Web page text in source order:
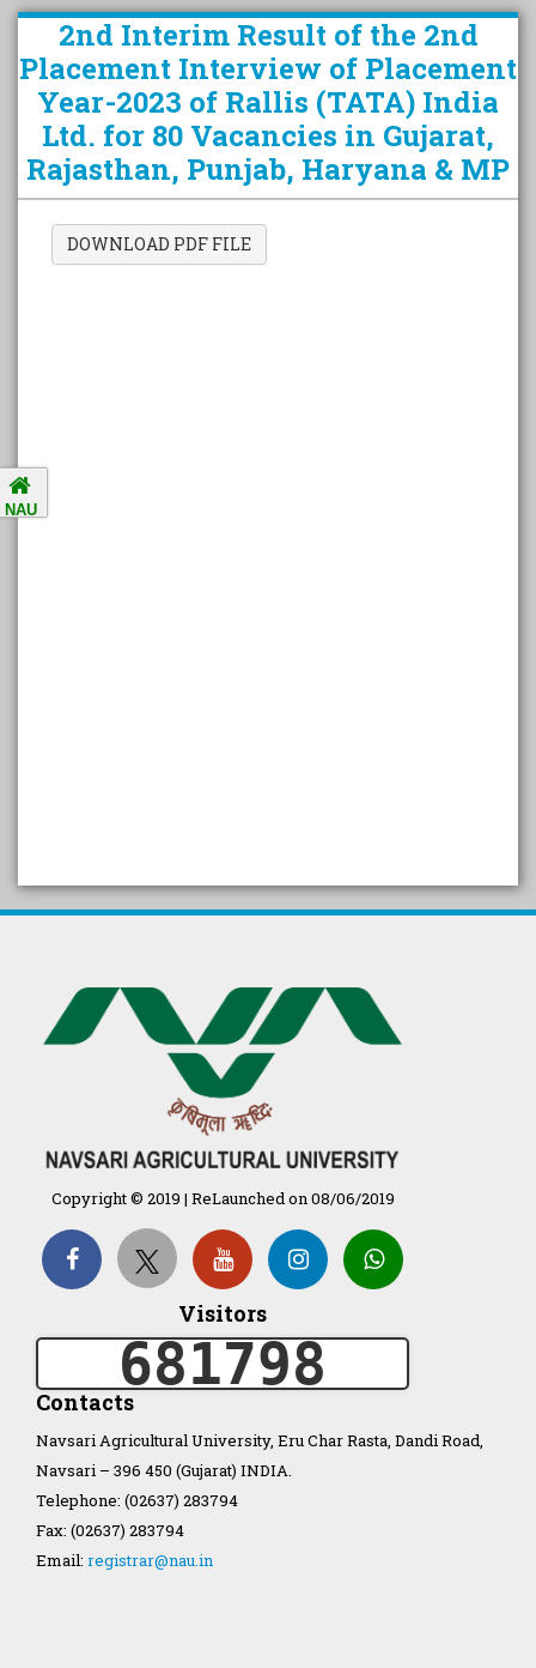
કુલપતિની પરિવર્તનકારી પહેલનું
વિહંગાવલોકન (ઓક્ટોબર ૨૦૨૦-૨૦૨૫)
Amalsad Chikoo Gets GI Tag:
Boost for Local Farmers and
Identity
National Ragging Prevention
પ્રાકૃતિક કૃષિ (ખેતી)
गुणवत्ता युक्त कृषि-शिक्षा एक पहल" - भारतीय
कृषि अनुसंधान परिषद की 25वीं अखिल
भारतीय कृषि प्रवेश परीक्षा 2020
Organization Structure
ખેડુત માર્ગદર્શિકા
Accreditation Certificate
GAU Act 2004
2nd Interim Result of the 2nd
Placement Interview of Placement
Year-2023 of Rallis (TATA) India
Ltd. for 80 Vacancies in Gujarat,
Rajasthan, Punjab, Haryana & MP
DOWNLOAD PDF FILE
Copyright © 2019 | ReLaunched on 08/06/2019
Visitors
681798
Contacts
Navsari Agricultural University, Eru Char Rasta, Dandi Road,
Navsari – 396 450 (Gujarat) INDIA.
Telephone: (02637) 283794
Fax: (02637) 283794
Email: registrar@nau.in
NAU